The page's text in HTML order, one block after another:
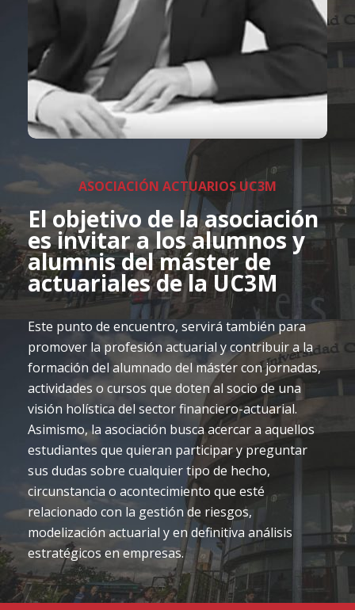
ASOCIACIÓN ACTUARIOS UC3M
El objetivo de la asociación
es invitar a los alumnos y
alumnis del máster de
actuariales de la UC3M
Este punto de encuentro, servirá también para
promover la profesión actuarial y contribuir a la
formación del alumnado del máster con jornadas,
actividades o cursos que doten al socio de una
visión holística del sector financiero-actuarial.
Asimismo, la asociación busca acercar a aquellos
estudiantes que quieran participar y preguntar
sus dudas sobre cualquier tipo de hecho,
circunstancia o acontecimiento que esté
relacionado con la gestión de riesgos,
modelización actuarial y en definitiva análisis
estratégicos en empresas.